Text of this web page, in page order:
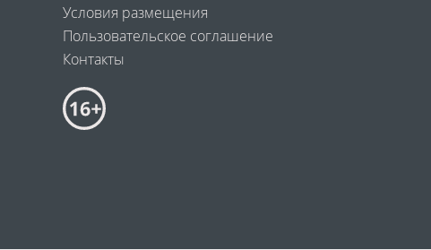
Условия размещения
Пользовательское соглашение
Контакты